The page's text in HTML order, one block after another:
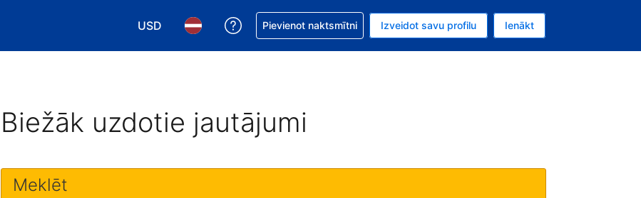
USD
Izvēlēties valūtu. Jūsu pašreizējā valūta ir ASV dolārs.
Izvēlēties valodu. Jūsu pašreizējā valoda ir Latviski.
Saņemiet palīdzību saistībā ar savu rezervējumu.
Pievienot naktsmītni Izveidot savu profilu Ienākt
Biežāk uzdotie jautājumi
Meklēt